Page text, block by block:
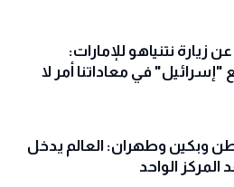
زيارة نتنياهو للإمارات:
"إسرائيل" في معاداتنا أمر لا
وبكين وطهران: العالم يدخل
المركز الواحد